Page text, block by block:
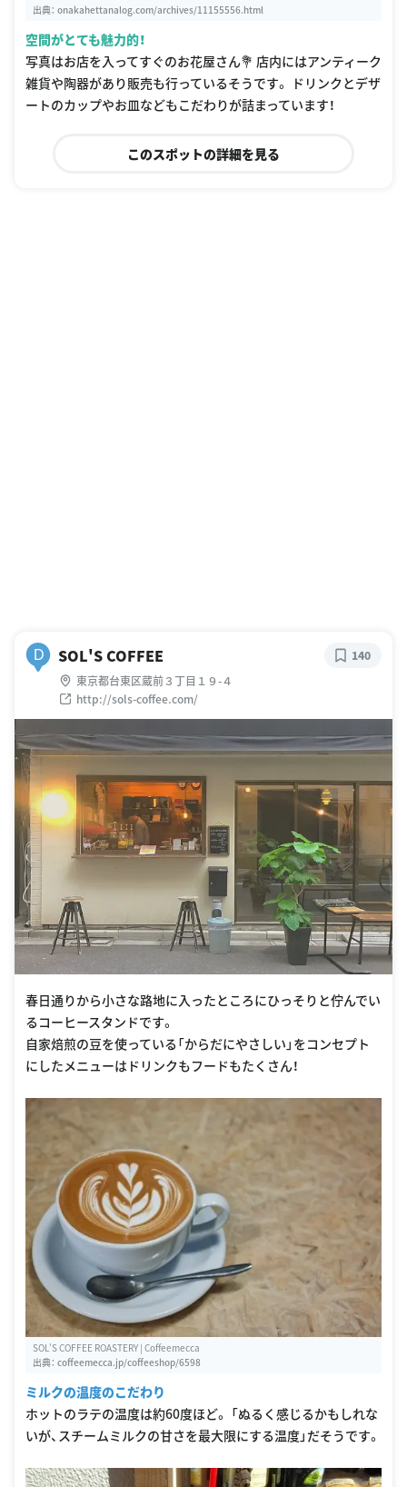
出典： onakahettanalog.com/archives/11155556.html
空間がとても魅力的！
写真はお店を入ってすぐのお花屋さん💐 店内にはアンティーク
雑貨や陶器があり販売も行っているそうです。 ドリンクとデザ
ートのカップやお皿などもこだわりが詰まっています！
このスポットの詳細を見る
D SOL'S COFFEE
東京都台東区蔵前３丁目１９-４
http://sols-coffee.com/
140
春日通りから小さな路地に入ったところにひっそりと佇んでい
るコーヒースタンドです。
自家焙煎の豆を使っている「からだにやさしい」をコンセプト
にしたメニューはドリンクもフードもたくさん！
SOL'S COFFEE ROASTERY | Coffeemecca
出典： coffeemecca.jp/coffeeshop/6598
ミルクの温度のこだわり
ホットのラテの温度は約60度ほど。 「ぬるく感じるかもしれな
いが、スチームミルクの甘さを最大限にする温度」だそうです。